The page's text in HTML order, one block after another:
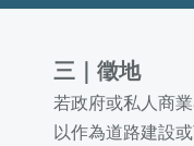
三 ｜ 徵地
若政府或私人商
以作為道路建設